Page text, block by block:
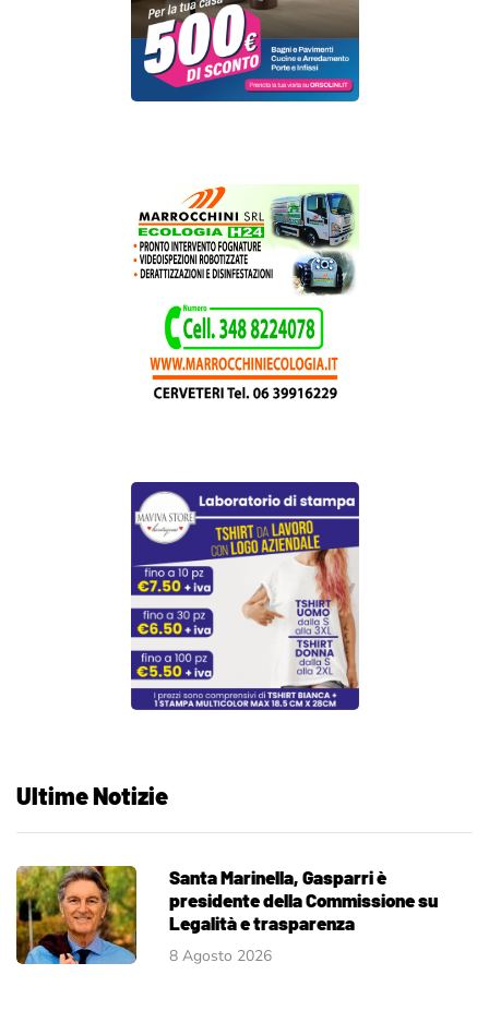
Ultime Notizie
Santa Marinella, Gasparri è
presidente della Commissione su
Legalità e trasparenza
8 Agosto 2026